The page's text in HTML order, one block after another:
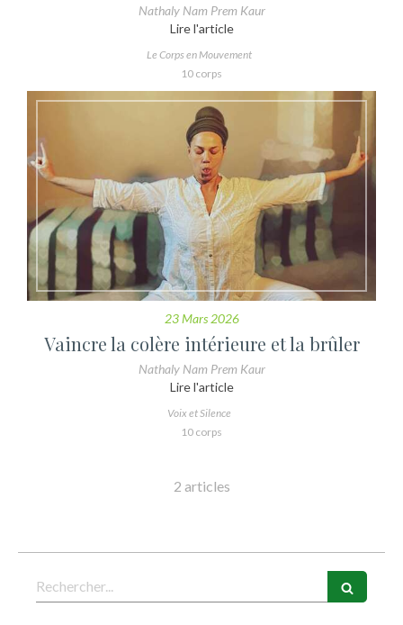
Nathaly Nam Prem Kaur
Lire l'article
Le Corps en Mouvement
10 corps
23 Mars 2026
Vaincre la colère intérieure et la brûler
Nathaly Nam Prem Kaur
Lire l'article
Voix et Silence
10 corps
2 articles
Rechercher